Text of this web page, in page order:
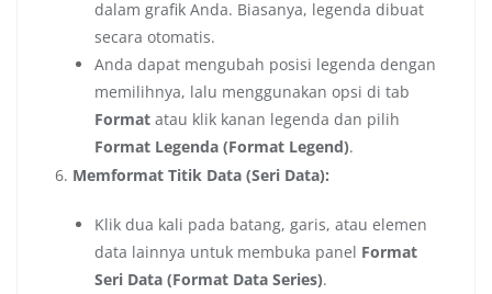
dalam grafik Anda. Biasanya, legenda dibuat
secara otomatis.
Anda dapat mengubah posisi legenda dengan
memilihnya, lalu menggunakan opsi di tab
Format atau klik kanan legenda dan pilih
Format Legenda (Format Legend).
Memformat Titik Data (Seri Data):
Klik dua kali pada batang, garis, atau elemen
data lainnya untuk membuka panel Format
Seri Data (Format Data Series).